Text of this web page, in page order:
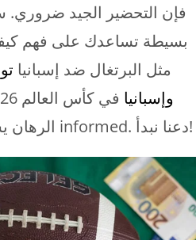
فإن التحضير الجيد
بسيطة تساعدك على فهم
مثل البرتغال ضد إسبانيا
وإسبانيا
الرهان يسهل عليك اتخاذ قرارات informed. دعنا نبدأ!